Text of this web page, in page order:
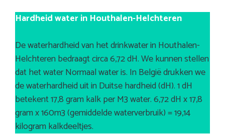
Hardheid water in Houthalen-Helchteren
De waterhardheid van het drinkwater in Houthalen-
Helchteren bedraagt circa 6,72 dH. We kunnen stellen
dat het water Normaal water is. In België drukken we
de waterhardheid uit in Duitse hardheid (dH). 1 dH
betekent 17,8 gram kalk per M3 water. 6,72 dH x 17,8
gram x 160m3 (gemiddelde waterverbruik) = 19,14
kilogram kalkdeeltjes.